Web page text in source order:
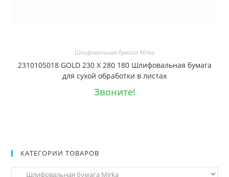
Шлифовальная бумага Mirka
2310105018 GOLD 230 X 280 180 Шлифовальная бумага
для сухой обработки в листах
Звоните!
КАТЕГОРИИ ТОВАРОВ